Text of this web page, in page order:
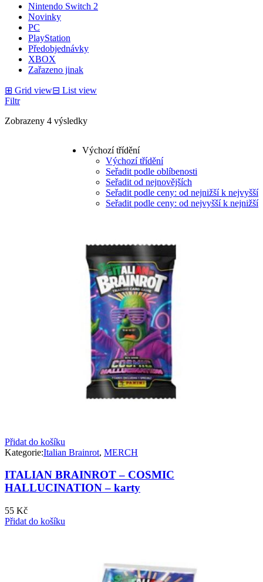
Nintendo Switch 2
Novinky
PC
PlayStation
Předobjednávky
XBOX
Zařazeno jinak
⊞ Grid view⊟ List view
Filtr
Zobrazeny 4 výsledky
Výchozí třídění
Výchozí třídění
Seřadit podle oblíbenosti
Seřadit od nejnovějších
Seřadit podle ceny: od nejnižší k nejvyšší
Seřadit podle ceny: od nejvyšší k nejnižší
Přidat do košíku
Kategorie:Italian Brainrot, MERCH
ITALIAN BRAINROT – COSMIC
HALLUCINATION – karty
55 Kč
Přidat do košíku